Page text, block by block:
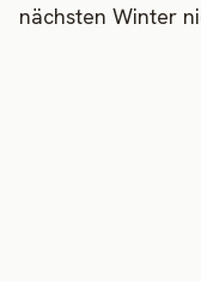
nächsten Winter